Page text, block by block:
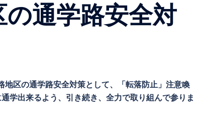
通学路安全対
区の通学路安全対策として、「転落防止」注意喚
学出来るよう、引き続き、全力で取り組んで参りま